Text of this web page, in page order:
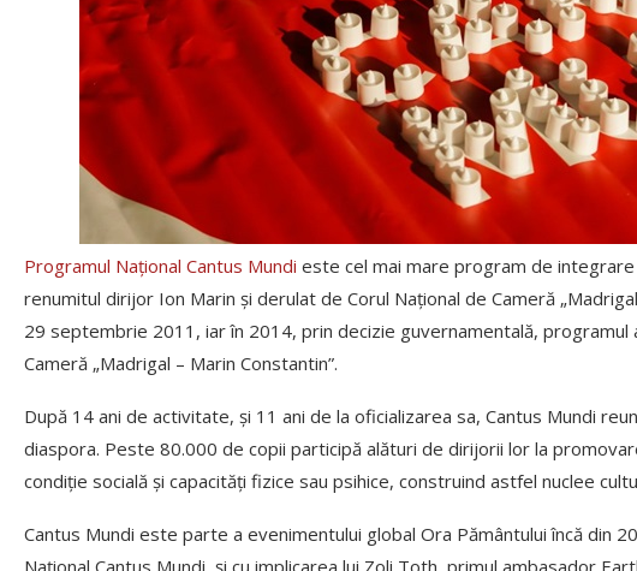
Programul Național Cantus Mundi este cel mai mare program de integrare
renumitul dirijor Ion Marin și derulat de Corul Național de Cameră
29 septembrie 2011, iar în 2014, prin decizie guvernamentală, programul
Cameră „Madrigal – Marin Constantin”.
După 14 ani de activitate, și 11 ani de la oficializarea sa, Cantus Mundi
diaspora. Peste 80.000 de copii participă alături de dirijorii lor la
condiție socială și capacități fizice sau psihice, construind astfel nuclee
Cantus Mundi este parte a evenimentului global Ora Pământului încă din
Național Cantus Mundi, și cu implicarea lui Zoli Toth, primul ambasador